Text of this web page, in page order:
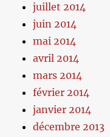
juillet 2014
juin 2014
mai 2014
avril 2014
mars 2014
février 2014
janvier 2014
décembre 2013